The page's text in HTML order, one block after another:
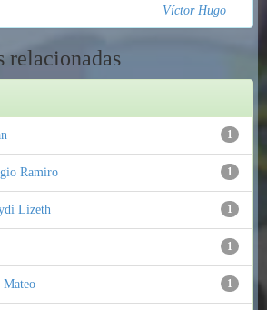
Víctor Hugo
relacionadas
1
1
Ramiro
1
Lizeth
1
1
Mateo